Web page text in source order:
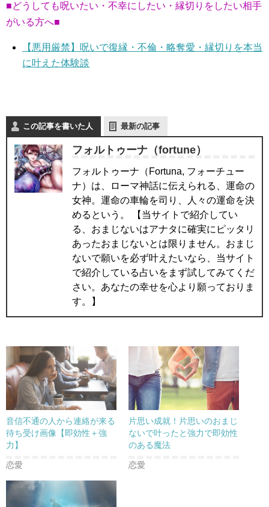
■どうしても呪いたい・不幸にしたい・縁切りをしたい相手
がいる方へ■
【悪用厳禁】呪いで復縁・不倫・略奪愛・縁切りを本当
に叶えた体験談
この記事を書いた人 最新の記事
フォルトゥーナ（fortune）
フォルトゥーナ（Fortuna, フォーチュー
ナ）は、ローマ神話に伝えられる、運命の
女神。運命の車輪を司り、人々の運命を決
めるという。 【当サイトで紹介してい
る、おまじないはアナタに確実にピッタリ
あったおまじないとは限りません。おまじ
ないで願いを必ず叶えたいなら、当サイト
で紹介している占いをまず試してみてくだ
さい。あなたの幸せを心より願っておりま
す。】
音信不通の人から連絡が来る
待ち受け画像【即効性＋強
力】
恋愛
片思い成就！片思いのおまじ
ないで叶ったと強力で即効性
のある魔法
恋愛